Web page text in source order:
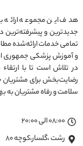
هدف این مجموعه ارائه
جدیدترین و
و آموزش پزشکی جمهوری
در تلاش است تا با
رضایت‌بخش برای مشتریان
سلامت و رفاه مشتریان
08:00 الی 20:00
رشت ،گلسار،کوچه ۸۰